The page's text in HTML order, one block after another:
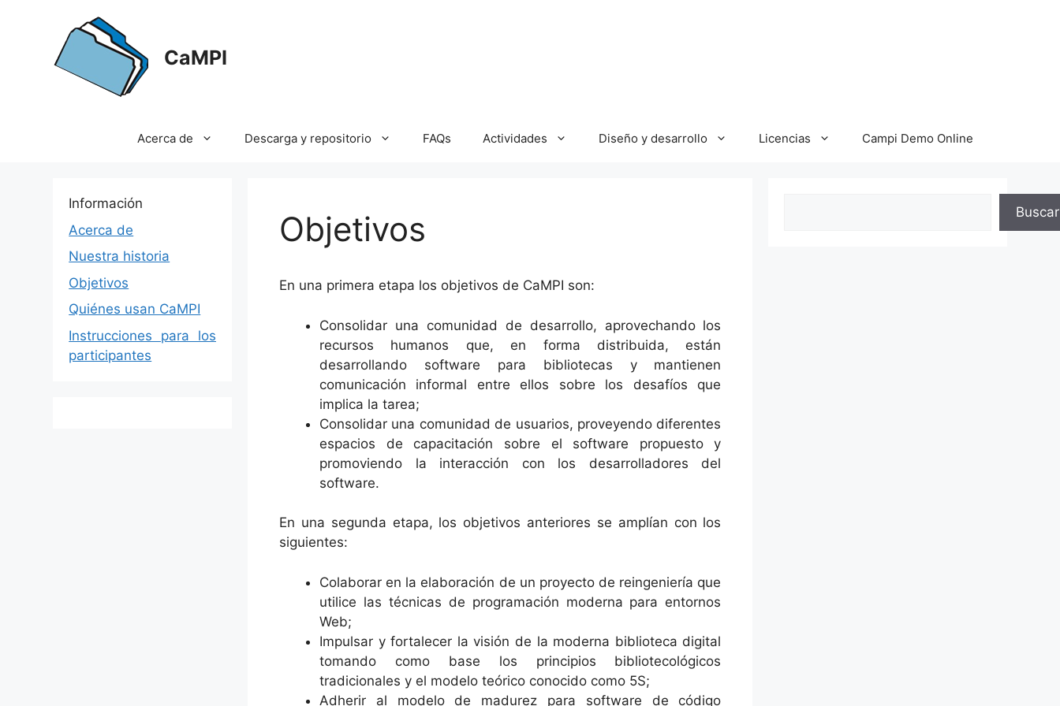
contenido
CaMPI
Acerca de Descarga y repositorio FAQs Actividades Diseño y desarrollo Licencias Campi Demo Online
Objetivos
En una primera etapa los objetivos de CaMPI son:
Consolidar una comunidad de desarrollo, aprovechando los
recursos humanos que, en forma distribuida, están
desarrollando software para bibliotecas y mantienen
comunicación informal entre ellos sobre los desafíos que
implica la tarea;
Consolidar una comunidad de usuarios, proveyendo diferentes
espacios de capacitación sobre el software propuesto y
promoviendo la interacción con los desarrolladores del
software.
En una segunda etapa, los objetivos anteriores se amplían con los
siguientes:
Colaborar en la elaboración de un proyecto de reingeniería que
utilice las técnicas de programación moderna para entornos
Web;
Impulsar y fortalecer la visión de la moderna biblioteca digital
tomando como base los principios bibliotecológicos
tradicionales y el modelo teórico conocido como 5S;
Adherir al modelo de madurez para software de código
Información
Acerca de
Nuestra historia
Objetivos
Quiénes usan CaMPI
Instrucciones para los
participantes
Buscar